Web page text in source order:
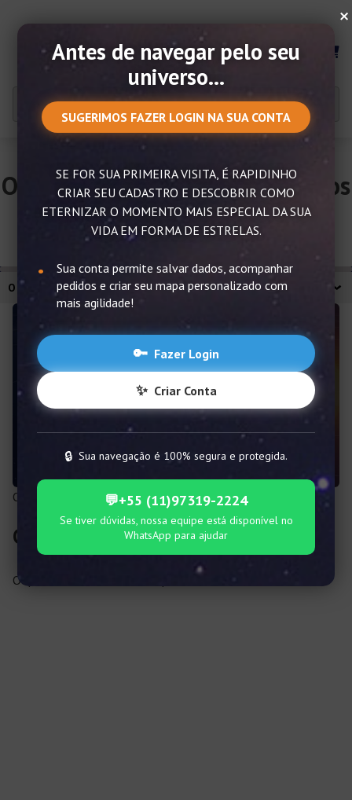
O Céu de 2023 – O que os Astros
nos Revelam?
O que os astros nos revelam?
CÉU DE 2023
O que os astros no revelam para o Céu de 2023?
O CÉU DE 2023 – O QUE OS ASTROS NOS REVELAM?
×
Antes de navegar pelo seu
universo...
SUGERIMOS FAZER LOGIN NA SUA CONTA
SE FOR SUA PRIMEIRA VISITA, É RAPIDINHO
CRIAR SEU CADASTRO E DESCOBRIR COMO
ETERNIZAR O MOMENTO MAIS ESPECIAL DA SUA
VIDA EM FORMA DE ESTRELAS.
Sua conta permite salvar dados, acompanhar
pedidos e criar seu mapa personalizado com
mais agilidade!
🔑 Fazer Login
✨ Criar Conta
🔒 Sua navegação é 100% segura e protegida.
💬+55 (11)97319-2224
Se tiver dúvidas, nossa equipe está disponível no
WhatsApp para ajudar